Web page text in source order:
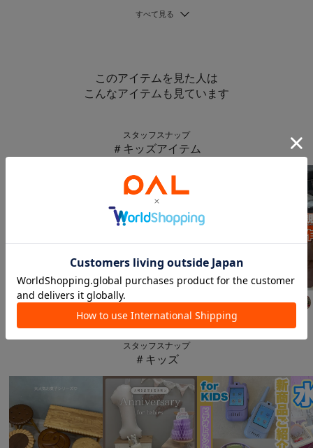
このアイテムを見た人は
こんなアイテムも見ています
スタッフスナップ
＃キッズアイテム
3COINS
aya 157 aya
スタッフスナップ
＃キッズ